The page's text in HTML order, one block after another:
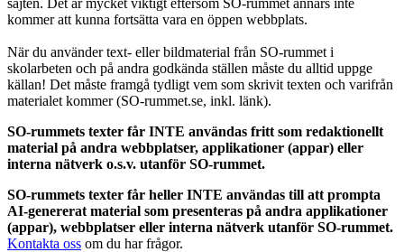
kommer att kunna fortsätta vara en öppen webbplats.
När du använder text- eller bildmaterial från SO-rummet i
skolarbeten och på andra godkända ställen måste du alltid uppge
källan! Det måste framgå tydligt vem som skrivit texten och varifrån
materialet kommer (SO-rummet.se, inkl. länk).
SO-rummets texter får INTE användas fritt som redaktionellt
material på andra webbplatser, applikationer (appar) eller
interna nätverk o.s.v. utanför SO-rummet.
SO-rummets texter får heller INTE användas till att prompta
AI-genererat material som presenteras på andra applikationer
(appar), webbplatser eller interna nätverk utanför SO-rummet.
Kontakta oss om du har frågor.